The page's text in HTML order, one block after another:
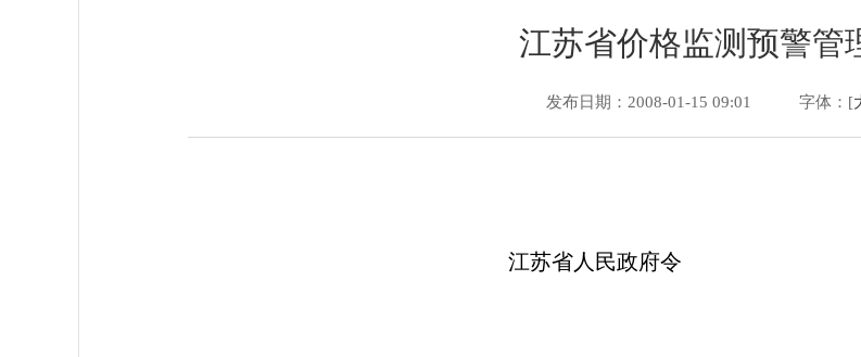
江苏省价格监测预警管
发布日期：2008-01-15 09:01 字体：[
江苏省人民政府令